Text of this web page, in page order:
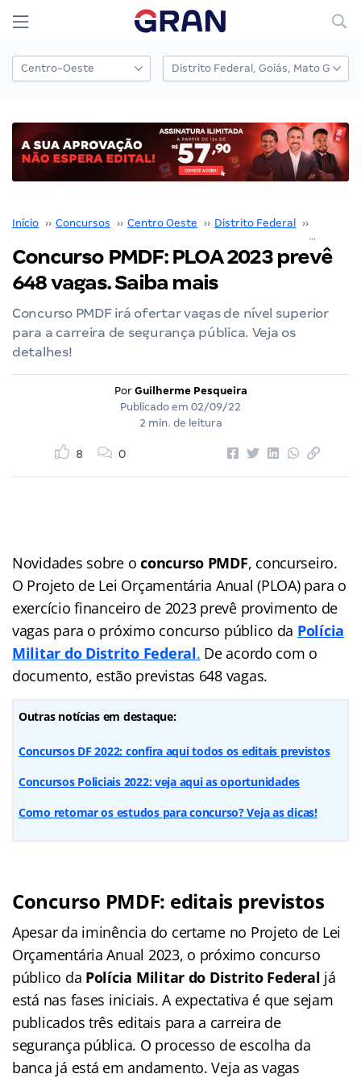
Início ›› Concursos ›› Centro Oeste ›› Distrito Federal ››
Concurso PMDF: PLOA 2023 prevê
648 vagas. Saiba mais
Concurso PMDF irá ofertar vagas de nível superior
para a carreira de segurança pública. Veja os
detalhes!
Por Guilherme Pesqueira
Publicado em 02/09/22
2 min. de leitura
8 0
Novidades sobre oconcurso PMDF, concurseiro.
O Projeto de Lei Orçamentária Anual (PLOA) para o
exercício financeiro de 2023 prevê provimento de
vagas para o próximo concurso público da Polícia
Militar do Distrito Federal. De acordo com o
documento, estão previstas 648 vagas.
Outras notícias em destaque:
Concursos DF 2022: confira aqui todos os editais previstos
Concursos Policiais 2022: veja aqui as oportunidades
Como retomar os estudos para concurso? Veja as dicas!
Concurso PMDF: editais previstos
Apesar da iminência do certame no Projeto de Lei
Orçamentária Anual 2023, o próximo concurso
público da Polícia Militar do Distrito Federal já
está nas fases iniciais. A expectativa é que sejam
publicados três editais para a carreira de
segurança pública. O processo de escolha da
banca já está em andamento. Veja as vagas